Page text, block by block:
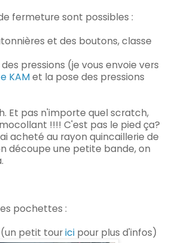
fermeture sont possibles :
et des boutons, classe
des pressions (je vous envoie vers
KAMet la pose des pressions
Et pas n'importe quel scratch,
!!!! C'est pas le pied ça?
acheté au rayon quincaillerie de
découpe une petite bande, on
pochettes :
petit tourici pour plus d'infos)